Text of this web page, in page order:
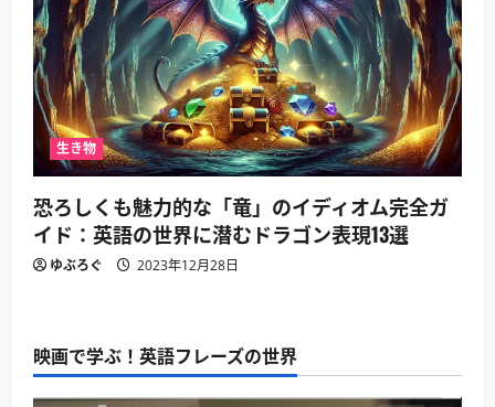
生き物
恐ろしくも魅力的な「竜」のイディオム完全ガ
イド：英語の世界に潜むドラゴン表現13選
ゆぶろぐ 2023年12月28日
映画で学ぶ！英語フレーズの世界